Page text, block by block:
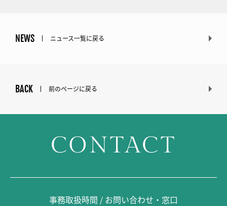
NEWS ニュース一覧に戻る
BACK 前のページに戻る
CONTACT
事務取扱時間 / お問い合わせ・窓口